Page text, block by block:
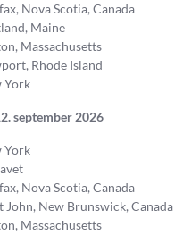
Nova Scotia, Canada
Maine
Massachusetts
Rhode Island
York
september 2026
York
Nova Scotia, Canada
John, New Brunswick, Canada
Massachusetts